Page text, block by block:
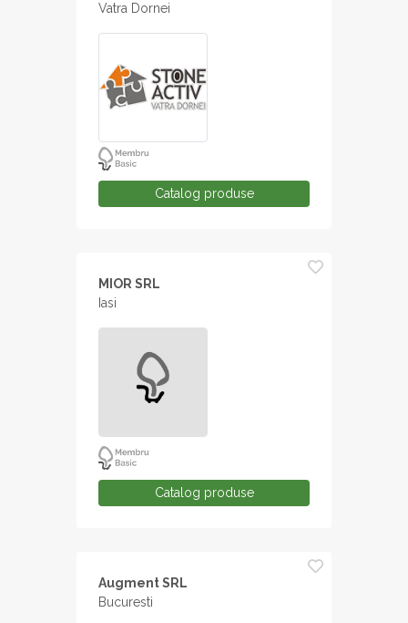
Vatra Dornei
Catalog produse
MIOR SRL
Iasi
Catalog produse
Augment SRL
Bucuresti